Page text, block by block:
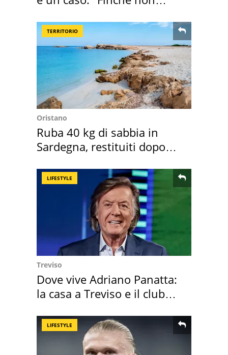
TERRITORIO
Oristano
Ruba 40 kg di sabbia in
Sardegna, restituiti dopo
LIFESTYLE
Treviso
Dove vive Adriano Panatta:
la casa a Treviso e il club
LIFESTYLE